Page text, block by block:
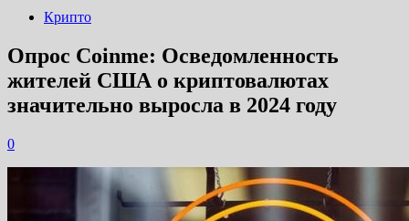
Крипто
Опрос Coinme: Осведомленность
жителей США о криптовалютах
значительно выросла в 2024 году
0